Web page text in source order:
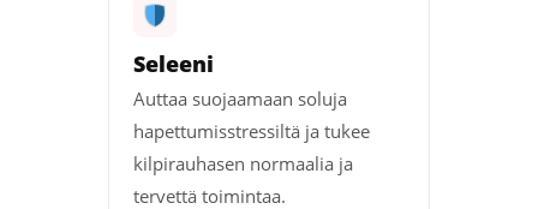
Seleeni
Auttaa suojaamaan soluja
hapettumisstressiltä ja tukee
kilpirauhasen normaalia ja
tervettä toimintaa.